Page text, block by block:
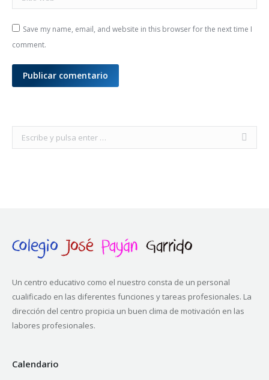
Save my name, email, and website in this browser for the next time I
comment.
Publicar comentario
Buscar:
Un centro educativo como el nuestro consta de un personal
cualificado en las diferentes funciones y tareas profesionales. La
dirección del centro propicia un buen clima de motivación en las
labores profesionales.
Calendario